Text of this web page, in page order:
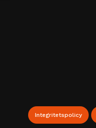
Webbshop
Integritetspolicy